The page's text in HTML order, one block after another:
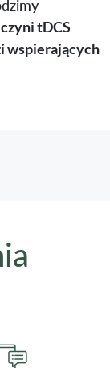
tDCS
wspierających